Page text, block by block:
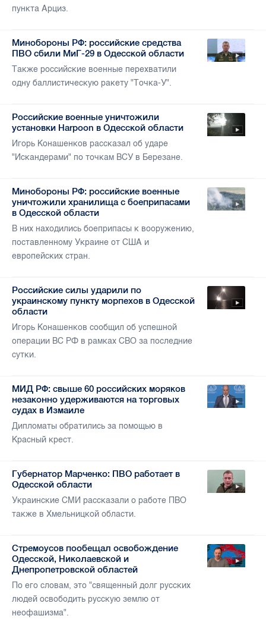
пункта Арциз.
Минобороны РФ: российские средства
ПВО сбили МиГ-29 в Одесской области
Также российские военные перехватили
одну баллистическую ракету "Точка-У".
Российские военные уничтожили
установки Harpoon в Одесской области
Игорь Конашенков рассказал об ударе
"Искандерами" по точкам ВСУ в Березане.
Минобороны РФ: российские военные
уничтожили хранилища с боеприпасами
в Одесской области
В них находились боеприпасы к вооружению,
поставленному Украине от США и
европейских стран.
Российские силы ударили по
украинскому пункту морпехов в Одесской
области
Игорь Конашенков сообщил об успешной
операции ВС РФ в рамках СВО за последние
сутки.
МИД РФ: свыше 60 российских моряков
незаконно удерживаются на торговых
судах в Измаиле
Дипломаты обратились за помощью в
Красный крест.
Губернатор Марченко: ПВО работает в
Одесской области
Украинские СМИ рассказали о работе ПВО
также в Хмельницкой области.
Стремоусов пообещал освобождение
Одесской, Николаевской и
Днепропетровской областей
По его словам, это "священный долг русских
людей освободить русскую землю от
неофашизма".